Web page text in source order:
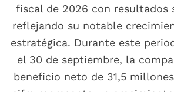
fiscal de 2026 con resultados
reflejando su notable
estratégica. Durante este
el 30 de septiembre, la
beneficio neto de 31,5